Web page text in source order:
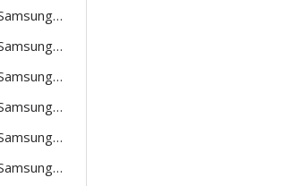
Folie Protectie Samsung Note 20
Folie Protectie Samsung Note 20 ultra
Folie Protectie Samsung S20 Plus
Folie Protectie Samsung S20 Ultra
Folie Protectie Samsung S21
Folie Protectie Samsung S21 Fe